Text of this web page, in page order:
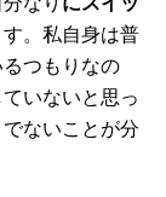
。私自身は普
つもりなの
いないと思っ
ないことが分